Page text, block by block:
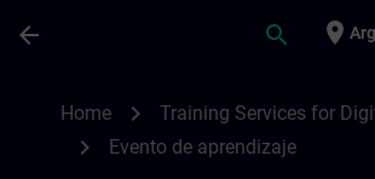
arrow_back search place
Home chevron_right Training Services for
chevron_right Evento de aprendizaje